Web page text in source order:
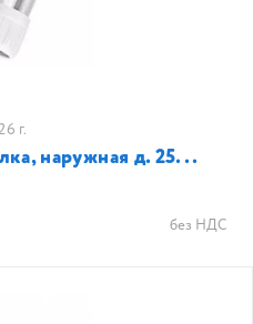
г.
наружная д. 25...
без НДС